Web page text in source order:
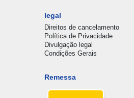
legal
Direitos de cancelamento
Política de Privacidade
Divulgação legal
Condições Gerais
Remessa